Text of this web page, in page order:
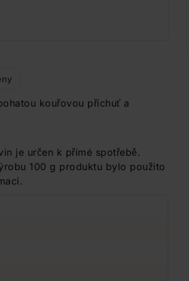
kouřovou příchuť a
je určen k přímé spotřebě.
100 g produktu bylo použito